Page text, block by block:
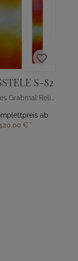
S-82
Modernes Grabmal Relief Glasdekor Orange-Gelb
ab
€ *